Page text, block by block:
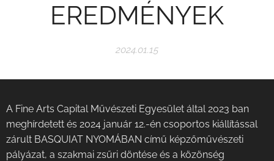
EREDMÉNYEK
2024.01.15
A Fine Arts Capital Művészeti Egyesület által 2023 ban
meghírdetett és 2024 január 12.-én csoportos kiállítással
zárult BASQUIAT NYOMÁBAN című képzőművészeti
pályázat, a szakmai zsűri döntése és a közönség